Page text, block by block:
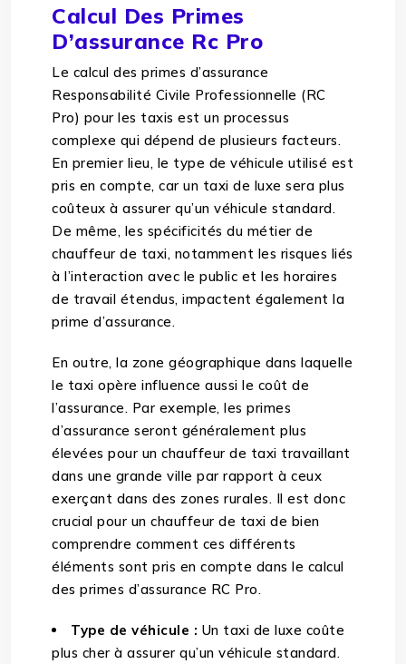
Calcul Des Primes
D’assurance Rc Pro
Le calcul des primes d’assurance
Responsabilité Civile Professionnelle (RC
Pro) pour les taxis est un processus
complexe qui dépend de plusieurs facteurs.
En premier lieu, le type de véhicule utilisé est
pris en compte, car un taxi de luxe sera plus
coûteux à assurer qu’un véhicule standard.
De même, les spécificités du métier de
chauffeur de taxi, notamment les risques liés
à l’interaction avec le public et les horaires
de travail étendus, impactent également la
prime d’assurance.
En outre, la zone géographique dans laquelle
le taxi opère influence aussi le coût de
l’assurance. Par exemple, les primes
d’assurance seront généralement plus
élevées pour un chauffeur de taxi travaillant
dans une grande ville par rapport à ceux
exerçant dans des zones rurales. Il est donc
crucial pour un chauffeur de taxi de bien
comprendre comment ces différents
éléments sont pris en compte dans le calcul
des primes d’assurance RC Pro.
Type de véhicule : Un taxi de luxe coûte
plus cher à assurer qu’un véhicule standard.